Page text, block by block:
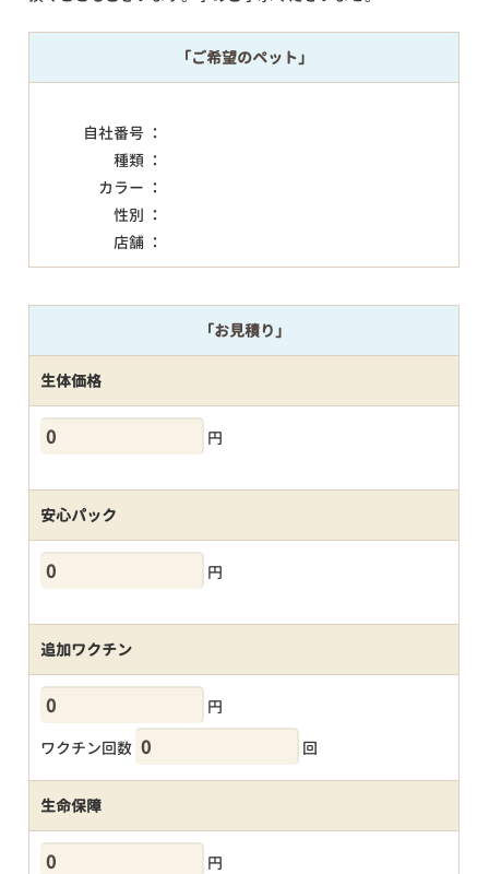
「ご希望のペット」
自社番号 ：
種類 ：
カラー ：
性別 ：
店舗 ：
「お見積り」
生体価格
円
安心パック
円
追加ワクチン
円
ワクチン回数
回
生命保障
円